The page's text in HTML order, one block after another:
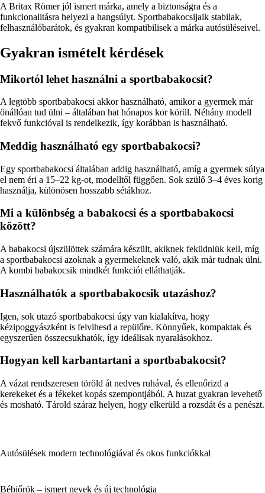
A Britax Römer jól ismert márka, amely a biztonságra és a
funkcionalitásra helyezi a hangsúlyt. Sportbabakocsijaik stabilak,
felhasználóbarátok, és gyakran kompatibilisek a márka autósüléseivel.
Gyakran ismételt kérdések
Mikortól lehet használni a sportbabakocsit?
A legtöbb sportbabakocsi akkor használható, amikor a gyermek már
önállóan tud ülni – általában hat hónapos kor körül. Néhány modell
fekvő funkcióval is rendelkezik, így korábban is használható.
Meddig használható egy sportbabakocsi?
Egy sportbabakocsi általában addig használható, amíg a gyermek súlya
el nem éri a 15–22 kg-ot, modelltől függően. Sok szülő 3–4 éves korig
használja, különösen hosszabb sétákhoz.
Mi a különbség a babakocsi és a sportbabakocsi
között?
A babakocsi újszülöttek számára készült, akiknek feküdniük kell, míg
a sportbabakocsi azoknak a gyermekeknek való, akik már tudnak ülni.
A kombi babakocsik mindkét funkciót elláthatják.
Használhatók a sportbabakocsik utazáshoz?
Igen, sok utazó sportbabakocsi úgy van kialakítva, hogy
kézipoggyászként is felvihesd a repülőre. Könnyűek, kompaktak és
egyszerűen összecsukhatók, így ideálisak nyaralásokhoz.
Hogyan kell karbantartani a sportbabakocsit?
A vázat rendszeresen töröld át nedves ruhával, és ellenőrizd a
kerekeket és a fékeket kopás szempontjából. A huzat gyakran levehető
és mosható. Tárold száraz helyen, hogy elkerüld a rozsdát és a penészt.
Autósülések modern technológiával és okos funkciókkal
Bébiőrök – ismert nevek és új technológia